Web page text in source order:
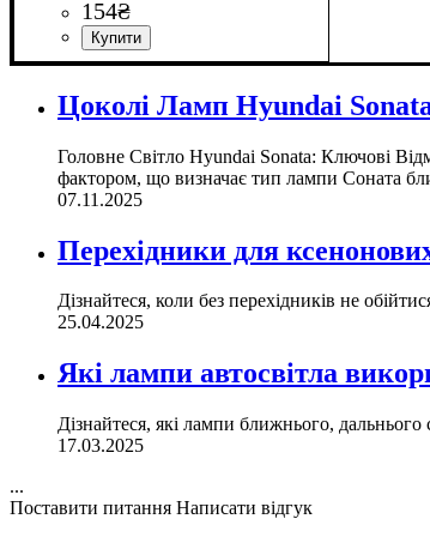
154₴
Цоколь: h7
Марки авто: Opel, Mazda, Honda,
Кількість в упаковці: 1шт
Цоколі Ламп Hyundai
Головне Світло Hyundai Sonata: Ключові
фактором, що визначає тип лампи Соната
07.11.2025
Перехідники для
Дізнайтеся, коли без перехідників не
25.04.2025
Які лампи автосвітла
Дізнайтеся, які лампи ближнього,
17.03.2025
...
Поставити питання Написати відгук